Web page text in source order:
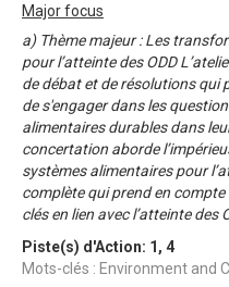
Major focus
a) Thème majeur : Les
pour l’atteinte des ODD
de débat et de résolutions qui
de s'engager dans les
alimentaires durables dans
concertation aborde
systèmes alimentaires pour
complète qui prend en
clés en lien avec l’atteinte des
Piste(s) d'Action: 1 , 4
Mots-clés : Environment and